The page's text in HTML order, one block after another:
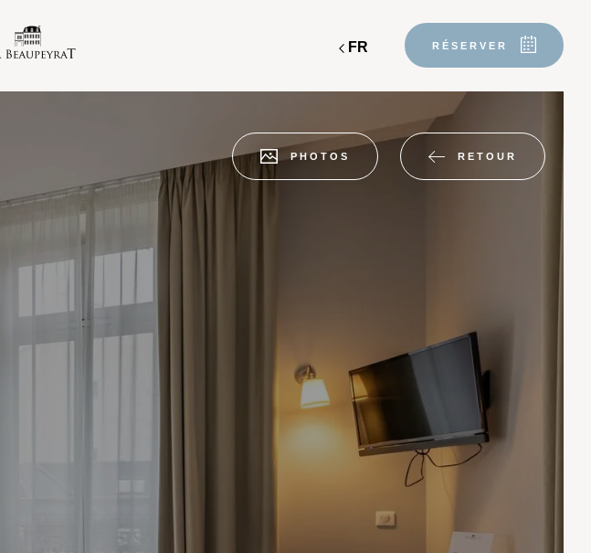
RÉSERVER
FR
LA VILLA
BEAUPEYRAT
réservation villa beaupeyrat
Départ
Réserver
PHOTOS RETOUR